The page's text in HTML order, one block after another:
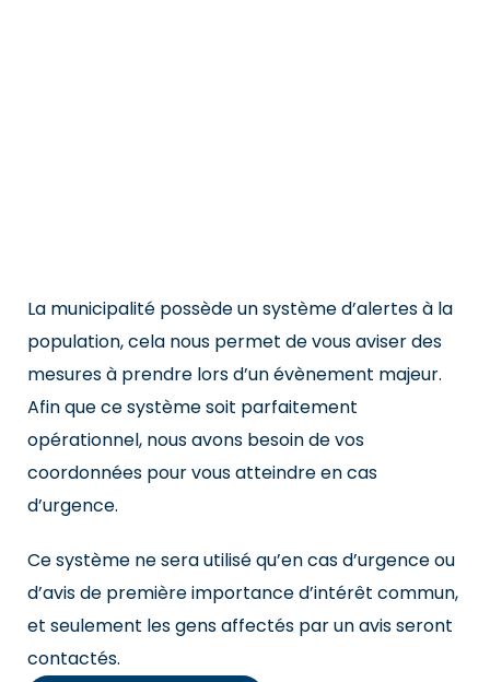
La municipalité possède un système d’alertes à la
population, cela nous permet de vous aviser des
mesures à prendre lors d’un évènement majeur.
Afin que ce système soit parfaitement
opérationnel, nous avons besoin de vos
coordonnées pour vous atteindre en cas
d’urgence.
Ce système ne sera utilisé qu’en cas d’urgence ou
d’avis de première importance d’intérêt commun,
et seulement les gens affectés par un avis seront
contactés.